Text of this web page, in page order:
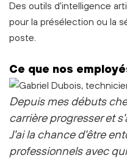
Des outils d'intelligence
pour la présélection ou la
poste.
Ce que nos
Depuis mes débuts
carrière progresser et
J'ai la chance d'être
professionnels avec